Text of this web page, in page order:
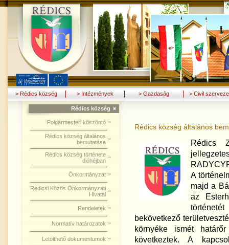
> Rédics község > Intézmények > Gazdaság > Civil
Rédics község
Polgármesteri köszöntő
Rédics község általános
bemutatása
Rédics község története
dióhéjban
Önkormányzat
Rédicsi Közös Önkormányzati
Hivatal
Rendeletek
Normatív határozatok
Letölthető dokumentumok
Rédics község általános
Rédics
A
majd a
az
bekövetkező
környéke ismét
következtek. A